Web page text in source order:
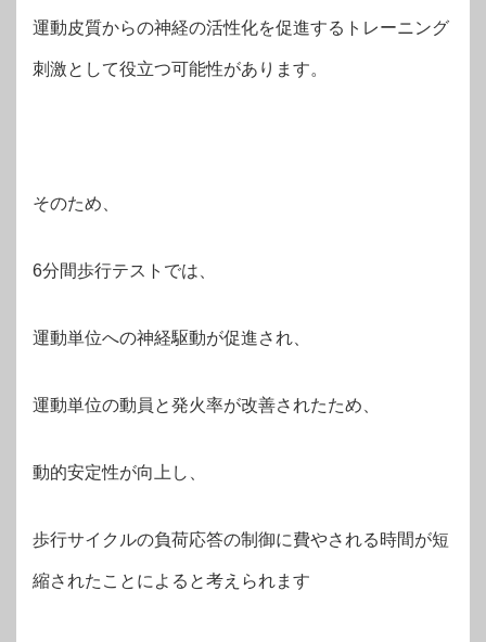
運動皮質からの神経の活性化を促進するトレーニング
刺激として役立つ可能性があります。
そのため、
6分間歩行テストでは、
運動単位への神経駆動が促進され、
運動単位の動員と発火率が改善されたため、
動的安定性が向上し、
歩行サイクルの負荷応答の制御に費やされる時間が短
縮されたことによると考えられます